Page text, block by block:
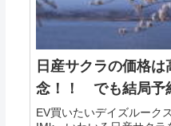
日産サクラの価格は
念！！ でも結局予
EV買いたいデイズルーク